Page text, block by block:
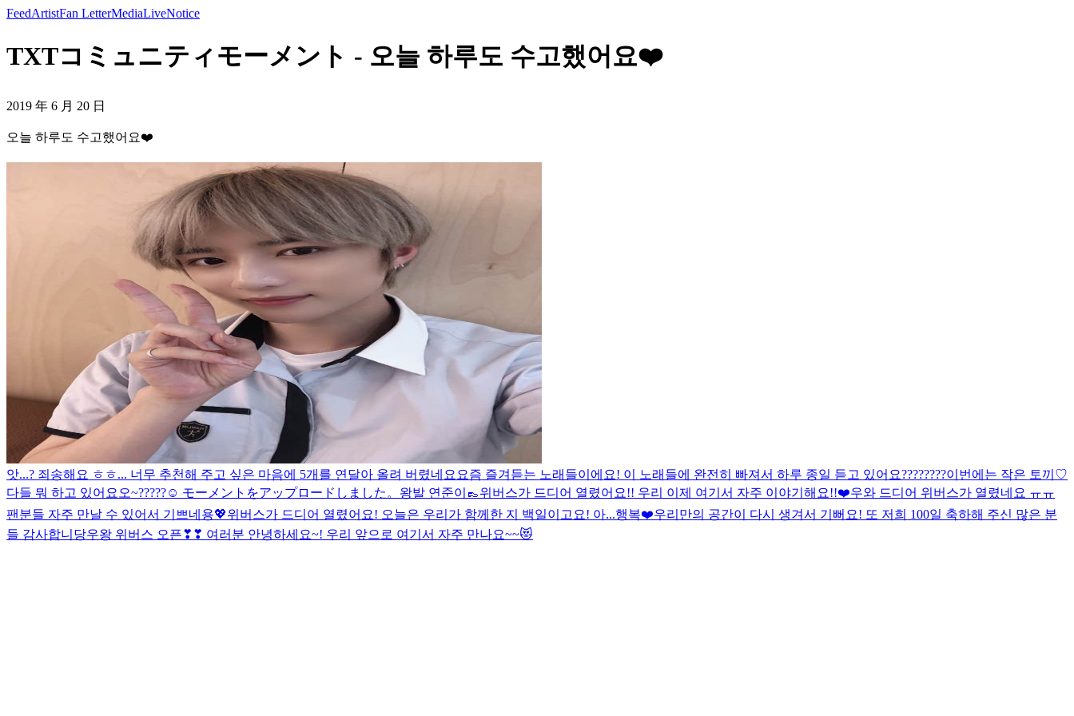
FeedArtistFan LetterMediaLiveNotice
TXTコミュニティモーメント - 오늘 하루도 수고했어요❤️
2019 年 6 月 20 日
오늘 하루도 수고했어요❤️
앗...? 죄송해요 ㅎㅎ... 너무 추천해 주고 싶은 마음에 5개를 연달아 올려 버렸네요 요즘 즐겨듣는 노래들이에요! 이 노래들에 완전히 빠져서 하루 종일 듣고 있어요????????이번에는 작은 토끼♡
다들 뭐 하고 있어요오~?????☺️ モーメントをアップロードしました。 왕발 연준이👞위버스가 드디어 열렸어요!! 우리 이제 여기서 자주 이야기해요!!❤️우와 드디어 위버스가 열렸네요 ㅠㅠ
팬분들 자주 만날 수 있어서 기쁘네용💖위버스가 드디어 열렸어요! 오늘은 우리가 함께한 지 백일이고요! 아...행복❤️우리만의 공간이 다시 생겨서 기뻐요! 또 저희 100일 축하해 주신 많은 분
들 감사합니당우왕 위버스 오픈❣❣ 여러분 안녕하세요~! 우리 앞으로 여기서 자주 만나요~~😻